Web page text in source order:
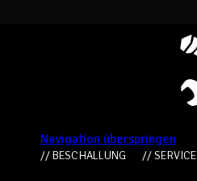
Navigation überspringen
// BESCHALLUNG // SERVICE